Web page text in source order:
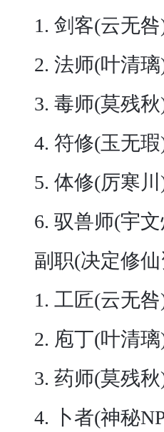
1. 剑客(云无
2. 法师(叶清
3. 毒师(莫残
4. 符修(玉无
5. 体修(厉寒
6. 驭兽师(宇
副职(决定修
1. 工匠(云无
2. 庖丁(叶清
3. 药师(莫残
4. 卜者(神秘